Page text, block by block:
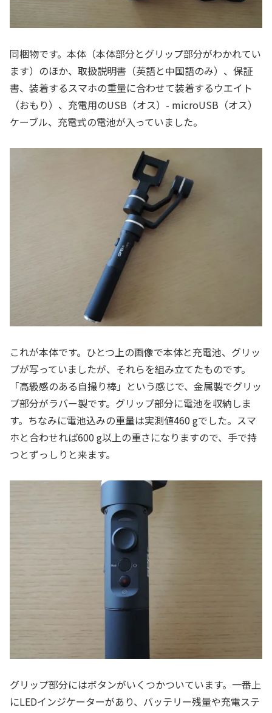
同梱物です。本体（本体部分とグリップ部分がわかれてい
ます）のほか、取扱説明書（英語と中国語のみ）、保証
書、装着するスマホの重量に合わせて装着するウエイト
（おもり）、充電用のUSB（オス）- microUSB（オス）
ケーブル、充電式の電池が入っていました。
これが本体です。ひとつ上の画像で本体と充電池、グリッ
プが写っていましたが、それらを組み立てたものです。
「高級感のある自撮り棒」という感じで、金属製でグリッ
プ部分がラバー製です。グリップ部分に電池を収納しま
す。ちなみに電池込みの重量は実測値460 gでした。スマ
ホと合わせれば600 g以上の重さになりますので、手で持
つとずっしりと来ます。
グリップ部分にはボタンがいくつかついています。一番上
にLEDインジケーターがあり、バッテリー残量や充電ステ